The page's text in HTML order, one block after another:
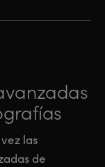
las
de